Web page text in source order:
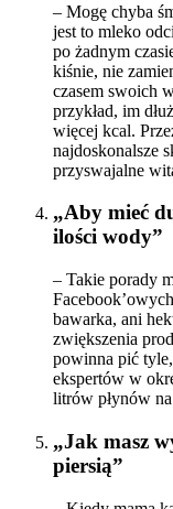
– Mogę chyba
jest to mleko
po żadnym
kiśnie, nie
czasem swoich
przykład, im
więcej kcal.
najdoskonalsze
przyswajalne
„Aby mieć
ilości wody”
– Takie porady
bawarka, ani
zwiększenia
powinna pić
ekspertów w
litrów płynów
„Jak masz
piersią”